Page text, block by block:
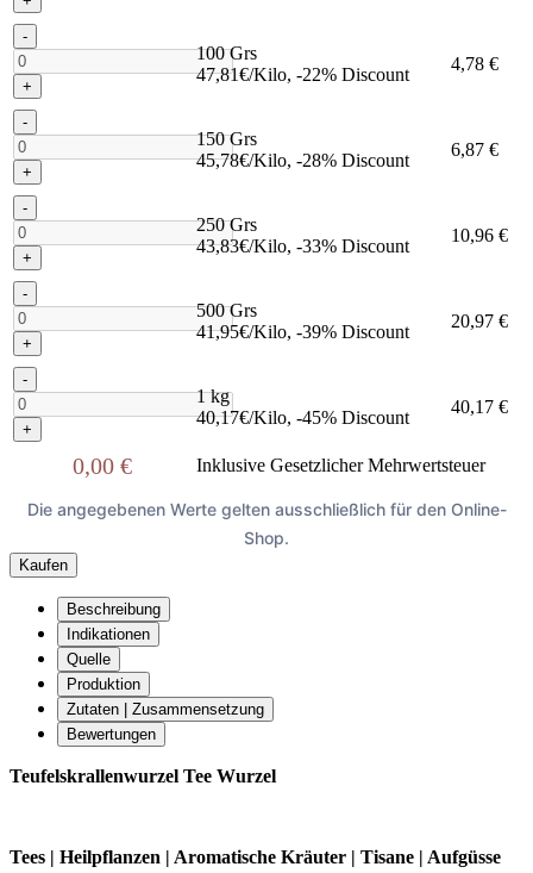
-
+
100 Grs
47,81€/Kilo, -22% Discount
4,78 €
-
+
150 Grs
45,78€/Kilo, -28% Discount
6,87 €
-
+
250 Grs
43,83€/Kilo, -33% Discount
10,96 €
-
+
500 Grs
41,95€/Kilo, -39% Discount
20,97 €
-
+
1 kg
40,17€/Kilo, -45% Discount
40,17 €
0,00 € Inklusive Gesetzlicher Mehrwertsteuer
Die angegebenen Werte gelten ausschließlich für den Online-
Shop.
Kaufen
Beschreibung
Indikationen
Quelle
Produktion
Zutaten | Zusammensetzung
Bewertungen
Teufelskrallenwurzel Tee Wurzel
Tees | Heilpflanzen | Aromatische Kräuter | Tisane | Aufgüsse